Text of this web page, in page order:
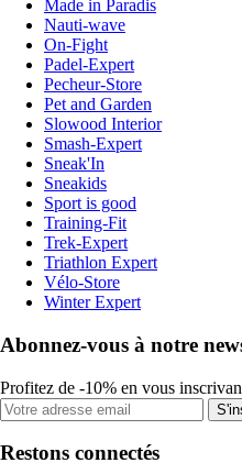
Made in Paradis
Nauti-wave
On-Fight
Padel-Expert
Pecheur-Store
Pet and Garden
Slowood Interior
Smash-Expert
Sneak'In
Sneakids
Sport is good
Training-Fit
Trek-Expert
Triathlon Expert
Vélo-Store
Winter Expert
Abonnez-vous à notre
Profitez de -10% en vous
Restons connectés